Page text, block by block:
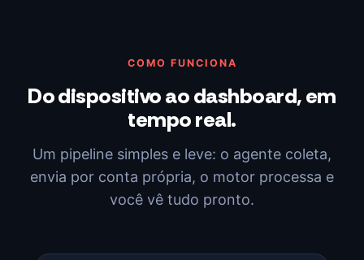
COMO FUNCIONA
Do dispositivo ao dashboard, em
tempo real.
Um pipeline simples e leve: o agente coleta,
envia por conta própria, o motor processa e
você vê tudo pronto.